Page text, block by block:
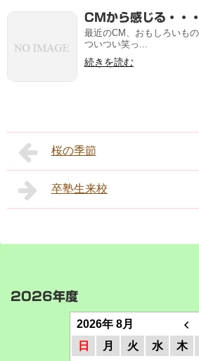
CMから感じる・・・
最近のCM、おもしろいも
ついつい笑っ...
続きを読む
桜の季節
卒塾生来校
2026年度
2026年 8月
日
月 火 水 木